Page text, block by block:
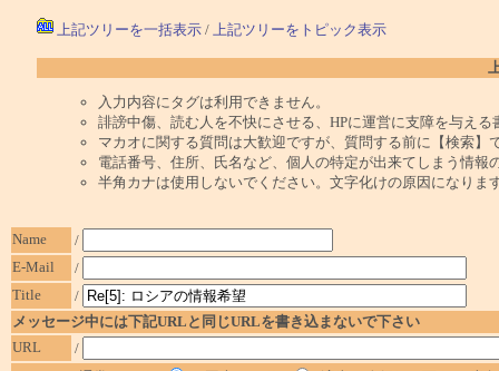
上記ツリーを一括表示/ 上記ツリーをトピック表示
入力内容にタグは利用できません。
誹謗中傷、読む人を不快にさせる、HPに運営に支障を与え
マカオに関する質問は大歓迎ですが、質問する前に【検索】
電話番号、住所、氏名など、個人の特定が出来てしまう情報
半角カナは使用しないでください。文字化けの原因になりま
Name
/
E-Mail
/
Title
/
メッセージ中には下記URLと同じURLを書き込まないで下さい
URL
/